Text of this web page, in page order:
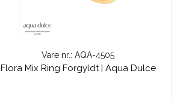
Vare nr.: AQA-4505
Flora Mix Ring Forgyldt | Aqua Dulce